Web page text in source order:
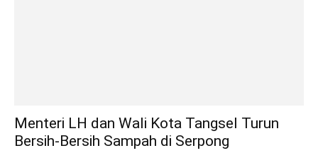
Menteri LH dan Wali Kota Tangsel Turun
Bersih-Bersih Sampah di Serpong